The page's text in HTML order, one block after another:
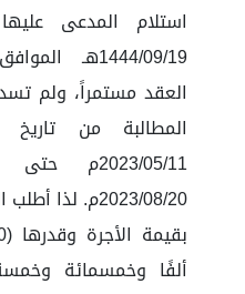
استلام المدعى
العقد مستمراً، ولم
2023/08/20م.
ألفًا وخمسمائة